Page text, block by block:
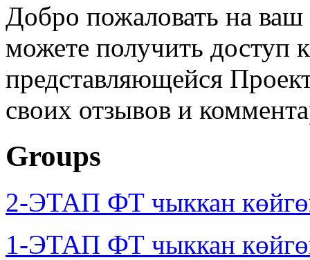
Добро пожаловать на
можете получить доступ
представляющейся
своих отзывов и
Groups
2-ЭТАП ФТ чыккан
1-ЭТАП ФТ чыккан